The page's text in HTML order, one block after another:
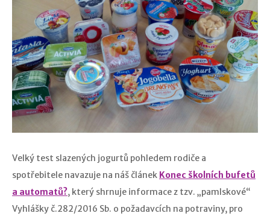
Velký test slazených jogurtů pohledem rodiče a
spotřebitele navazuje na náš článek Konec školních bufetů
a automatů?, který shrnuje informace z tzv. „pamlskové“
Vyhlášky č.282/2016 Sb. o požadavcích na potraviny, pro